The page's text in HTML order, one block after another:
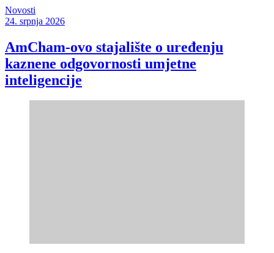
Novosti
24. srpnja 2026
AmCham-ovo stajalište o uređenju
kaznene odgovornosti umjetne
inteligencije